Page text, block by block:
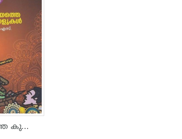
പെരുമഴയത്തെ കുഞ്ഞിതളുകള്‍